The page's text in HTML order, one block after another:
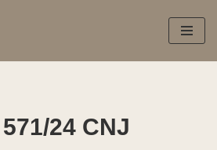
24 CNJ